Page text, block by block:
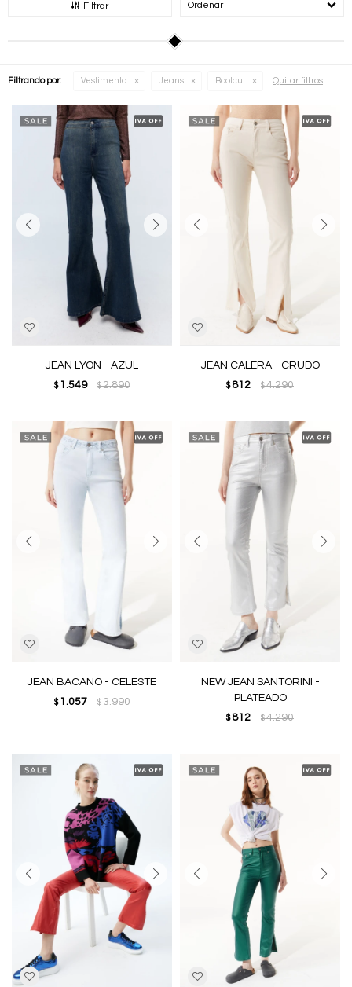
Filtrar Recomendados
Filtrando por: Vestimenta Jeans Bootcut Quitar filtros
JEAN LYON - AZUL
$ 1.549 $2.890
JEAN CALERA - CRUDO
$ 812 $4.290
JEAN BACANO - CELESTE
$ 1.057 $3.990
NEW JEAN SANTORINI -
PLATEADO
$ 812 $4.290